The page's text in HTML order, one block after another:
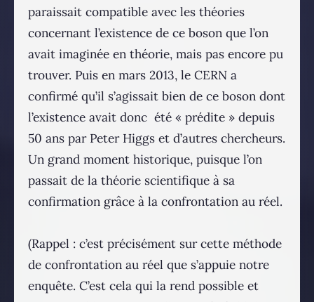
paraissait compatible avec les théories
concernant l’existence de ce boson que l’on
avait imaginée en théorie, mais pas encore pu
trouver. Puis en mars 2013, le CERN a
confirmé qu’il s’agissait bien de ce boson dont
l’existence avait donc été « prédite » depuis
50 ans par Peter Higgs et d’autres chercheurs.
Un grand moment historique, puisque l’on
passait de la théorie scientifique à sa
confirmation grâce à la confrontation au réel.
(Rappel : c’est précisément sur cette méthode
de confrontation au réel que s’appuie notre
enquête. C’est cela qui la rend possible et